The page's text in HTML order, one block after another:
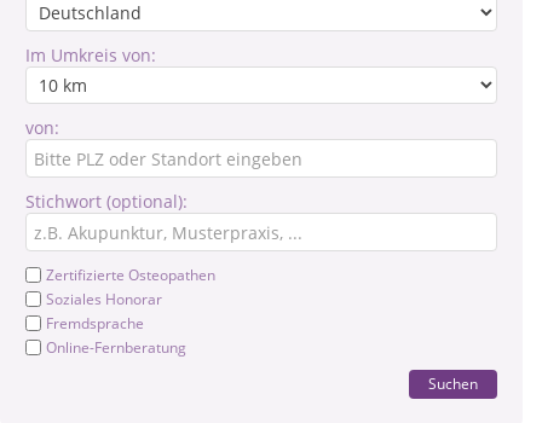
Im Umkreis von:
von:
Stichwort (optional):
Zertifizierte Osteopathen
Soziales Honorar
Fremdsprache
Online-Fernberatung
Suchen